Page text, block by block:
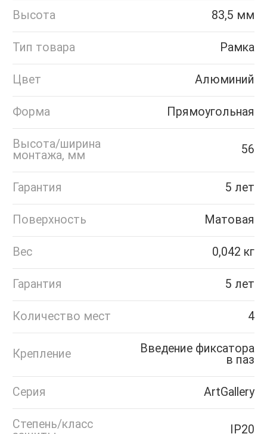
Высота 83,5 мм
Тип товара Рамка
Цвет Алюминий
Форма Прямоугольная
Высота/ширина
монтажа, мм
56
Гарантия 5 лет
Поверхность Матовая
Вес 0,042 кг
Гарантия 5 лет
Количество мест 4
Крепление
Введение фиксатора
в паз
Серия ArtGallery
Степень/класс
IP20